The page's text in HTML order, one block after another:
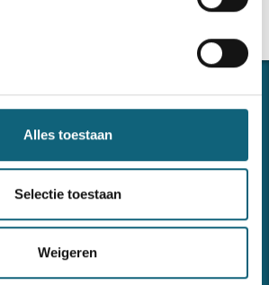
Alles toestaan
Selectie toestaan
Weigeren
of andere begeleidings- of
kwaliteit, veiligheid, milieu en